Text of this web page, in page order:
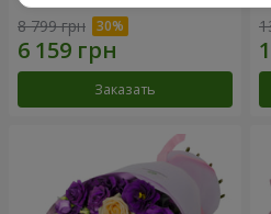
8 799 грн
Заказать